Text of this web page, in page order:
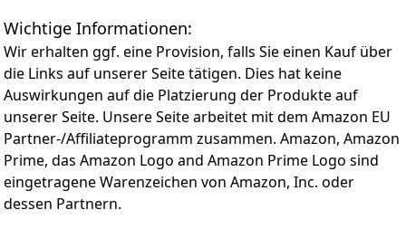
Videos oder entwerfen Sie Designs auch unterwegs,
ohne sich Gedanken über die Stromversorgung
machen zu müssen. Bleiben Sie den ganzen Tag über
inspiriert und produktiv – mit einem Laptop, der mit
Ihnen Schritt hält.
Genießen Sie satte Farben, eine flüssige
Bildwiederholfrequenz von bis zu 60 Hz und
DisplayHDR True Black 1000 auf dem 14-Zoll-OLED-
Bildschirm mit 100 % DCI-P3- und 99 % Adobe-RGB-
Farbraum. Das lebendige Display sorgt für Klarheit,
während das TÜV-zertifizierte blaulichtarme Licht die
Wichtige Informationen:
Wir erhalten ggf. eine Provision, falls Sie einen Kauf über
die Links auf unserer Seite tätigen. Dies hat keine
Auswirkungen auf die Platzierung der Produkte auf
unserer Seite. Unsere Seite arbeitet mit dem Amazon EU
Partner-/Affiliateprogramm zusammen. Amazon, Amazon
Prime, das Amazon Logo and Amazon Prime Logo sind
eingetragene Warenzeichen von Amazon, Inc. oder
dessen Partnern.